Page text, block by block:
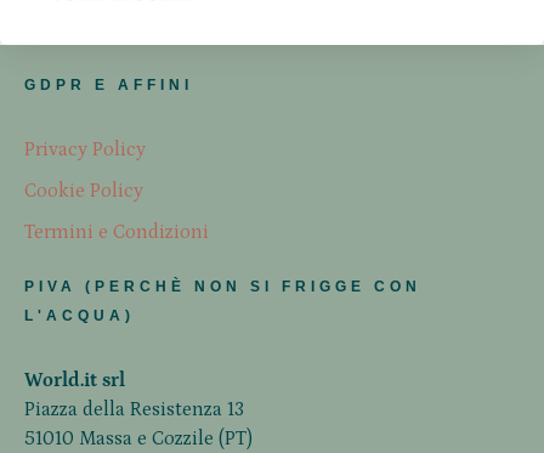
GDPR E AFFINI
Privacy Policy
Cookie Policy
Termini e Condizioni
PIVA (PERCHÈ NON SI FRIGGE CON
L'ACQUA)
World.it srl
Piazza della Resistenza 13
51010 Massa e Cozzile (PT)